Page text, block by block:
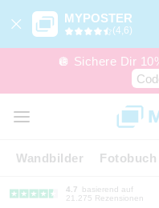
MYPOSTER
(4,6)
🪩 Sichere Dir
Wandbilder Fotobuch
4.7
basierend auf
21.275 Rezensionen